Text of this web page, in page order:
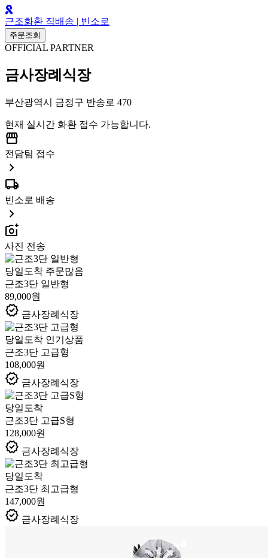
근조화환 직배송 | 빈소로
주문조회
OFFICIAL PARTNER
금사장례식장
부산광역시 금정구 반송로 470
현재 실시간 화환 접수 가능합니다.
storefront
전담팀 접수
chevron_right
local_shipping
빈소로 배송
chevron_right
add_a_photo
사진 전송
당일도착 주문많음
근조3단 일반형
89,000원
verified 금사장례식장
당일도착 인기상품
근조3단 고급형
108,000원
verified 금사장례식장
당일도착
근조3단 고급S형
128,000원
verified 금사장례식장
당일도착
근조3단 최고급형
147,000원
verified 금사장례식장